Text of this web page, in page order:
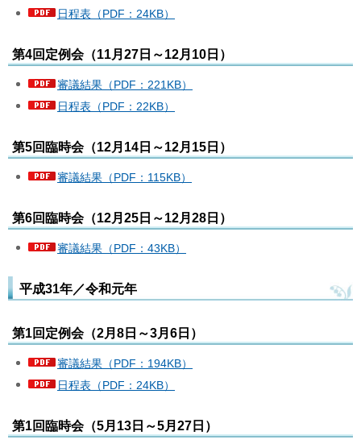
日程表（PDF：24KB）
第4回定例会（11月27日～12月10日）
審議結果（PDF：221KB）
日程表（PDF：22KB）
第5回臨時会（12月14日～12月15日）
審議結果（PDF：115KB）
第6回臨時会（12月25日～12月28日）
審議結果（PDF：43KB）
平成31年／令和元年
第1回定例会（2月8日～3月6日）
審議結果（PDF：194KB）
日程表（PDF：24KB）
第1回臨時会（5月13日～5月27日）